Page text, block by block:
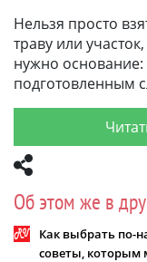
Нельзя просто
траву или
нужно основание:
подготовленным
Об этом же в
Как выбрать по-
советы, которым